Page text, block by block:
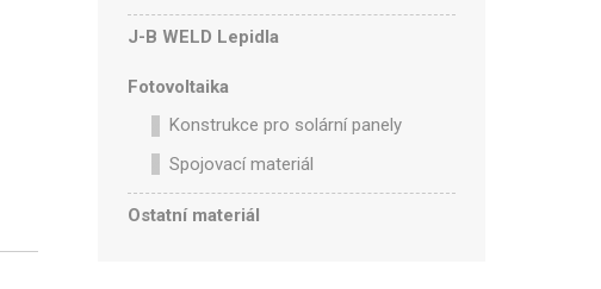
J-B WELD Lepidla
Fotovoltaika
Konstrukce pro solární panely
Spojovací materiál
Ostatní materiál